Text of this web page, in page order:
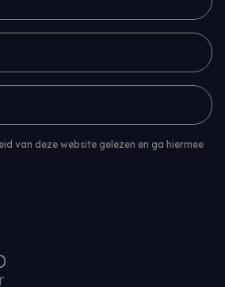
van deze website gelezen en ga hiermee